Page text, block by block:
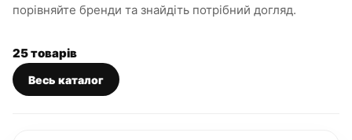
порівняйте бренди та знайдіть потрібний догляд.
25 товарів
Весь каталог